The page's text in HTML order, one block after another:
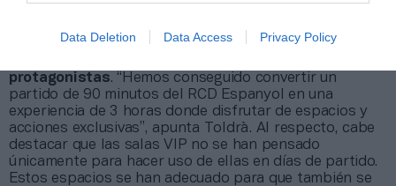
Data Deletion Data Access Privacy Policy
MolcaWorld, quien también ideó las primeras salas VIP
en las salas de prensa yuna zona premiumjunto a los
protagonistas. “Hemos conseguido convertir un
partido de 90 minutos del RCD Espanyol en una
experiencia de 3 horas donde disfrutar de espacios y
acciones exclusivas”, apunta Toldrà. Al respecto, cabe
destacar que las salas VIP no se han pensado
únicamente para hacer uso de ellas en días de partido.
Estos espacios se han adecuado para que también se